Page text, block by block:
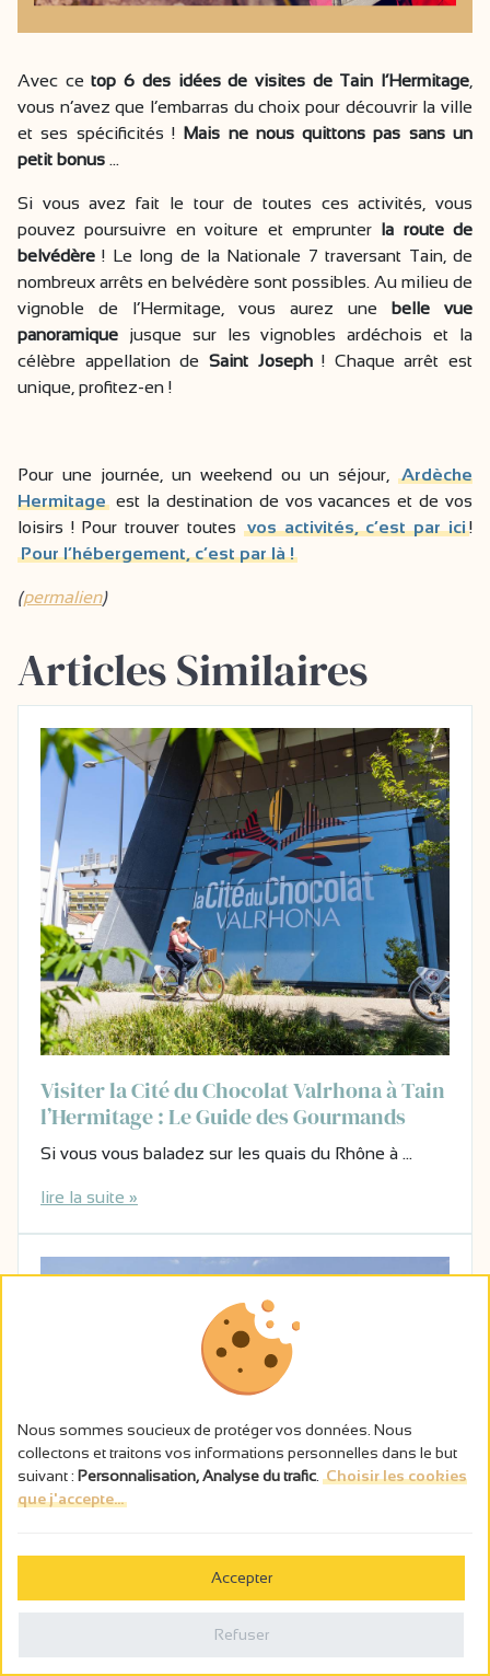
Avec cetop 6 des idées de visites de Tain l’Hermitage
vous n’avez que l’embarras du choix pour découvrir la ville
et ses spécificités ! Mais ne nous quittons pas sans un
petit bonus …
Si vous avez fait le tour de toutes ces activités, vous
pouvez poursuivre en voiture et emprunter la route de
belvédère! Le long de la Nationale 7 traversant Tain, de
nombreux arrêts en belvédère sont possibles. Au milieu de
vignoble de l’Hermitage, vous aurez une belle vue
panoramique jusque sur les vignobles ardéchois et la
célèbre appellation de Saint Joseph! Chaque arrêt est
unique, profitez-en !
Pour une journée, un weekend ou un séjour,
Ardèche
Hermitage est la destination de vos vacances et de vos
loisirs ! Pour trouver toutes
vos activités, c’est par ici!
Pour l’hébergement, c’est par là !
(permalien)
Articles Similaires
Visiter la Cité du Chocolat Valrhona à Tain
l’Hermitage : Le Guide des Gourmands
Si vous vous baladez sur les quais du Rhône à …
lire la suite »
de l’Hermitage en Petit Train
Nous sommes soucieux de protéger vos données. Nous
collectons et traitons vos informations personnelles dans le but
suivant : Personnalisation, Analyse du trafic Choisir les cookies
que j'accepte...
Accepter
Refuser